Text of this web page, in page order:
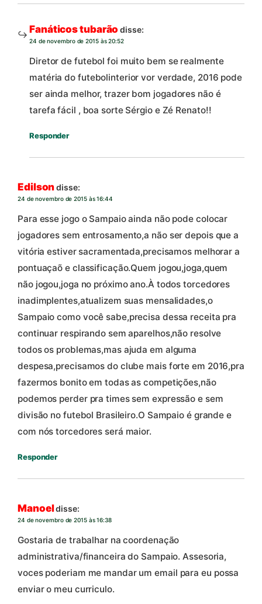
Fanáticos tubarão disse:
24 de novembro de 2015 às 20:52
Diretor de futebol foi muito bem se realmente
matéria do futebolinterior vor verdade, 2016 pode
ser ainda melhor, trazer bom jogadores não é
tarefa fácil , boa sorte Sérgio e Zé Renato!!
Responder
Edilsondisse:
24 de novembro de 2015 às 16:44
Para esse jogo o Sampaio ainda não pode colocar
jogadores sem entrosamento,a não ser depois que a
vitória estiver sacramentada,precisamos melhorar a
pontuaçaõ e classificação.Quem jogou,joga,quem
não jogou,joga no próximo ano.À todos torcedores
inadimplentes,atualizem suas mensalidades,o
Sampaio como você sabe,precisa dessa receita pra
continuar respirando sem aparelhos,não resolve
todos os problemas,mas ajuda em alguma
despesa,precisamos do clube mais forte em 2016,pra
fazermos bonito em todas as competições,não
podemos perder pra times sem expressão e sem
divisão no futebol Brasileiro.O Sampaio é grande e
com nós torcedores será maior.
Responder
Manoeldisse:
24 de novembro de 2015 às 16:38
Gostaria de trabalhar na coordenação
administrativa/financeira do Sampaio. Assesoria,
voces poderiam me mandar um email para eu possa
enviar o meu curriculo.